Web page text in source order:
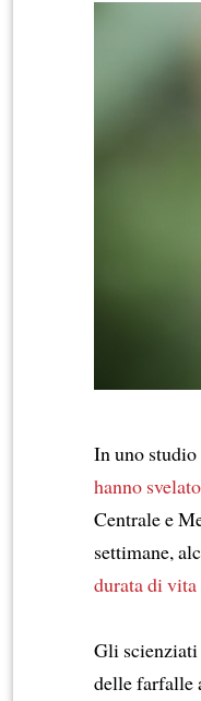
In uno studio
hanno svelato
Centrale e
settimane,
durata di vita
Gli scienziati
delle farfalle